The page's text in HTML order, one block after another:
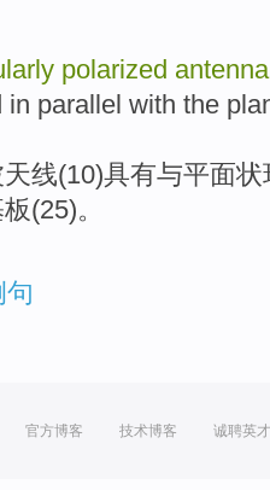
polarized antenna
in parallel with the
天线(10)具有与平面状
板(25)。
官方博客 技术博客 诚聘英才